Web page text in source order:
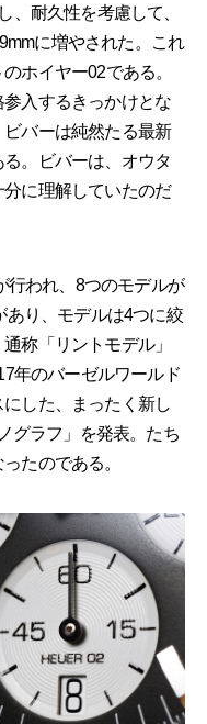
、耐久性を考慮して、
に増やされた。これ
ホイヤー02である。
入するきっかけとな
バーは純然たる最新
。ビバーは、オウタ
に理解していたのだ
われ、8つのモデルが
あり、モデルは4つに絞
称「リントモデル」
年のバーゼルワールド
した、まったく新し
グラフ」を発表。たち
たのである。